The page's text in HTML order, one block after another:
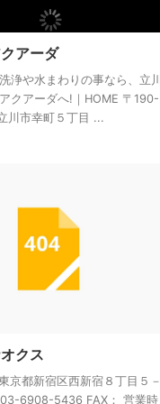
アーダ
浄や水まわりの事なら、立川
クアーダへ!｜HOME 〒190-
川市幸町５丁目 ...
クス
京都新宿区西新宿８丁目５－
03-6908-5436 FAX： 営業時